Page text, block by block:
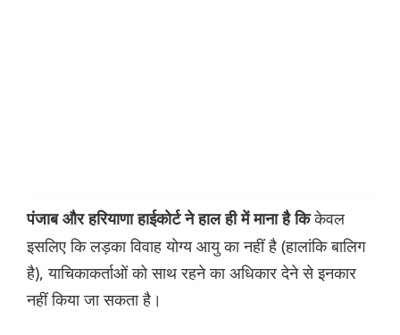
पंजाब और हरियाणा हाईकोर्ट ने हाल ही में माना है किकेवल
इसलिए कि लड़का विवाह योग्य आयु का नहीं है (हालांकि बालिग
है), याचिकाकर्ताओं को साथ रहने का अधिकार देने से इनकार
नहीं किया जा सकता है।